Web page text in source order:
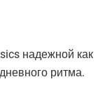
надежной как
ритма.